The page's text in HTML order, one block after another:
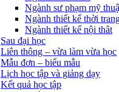
Ngành sư phạm mỹ
Ngành thiết kế thời
Ngành thiết kế nội thât
Sau đại học
Liên thông – vừa làm vừa học
Mẫu đơn – biểu mẫu
Lịch học tập và giảng dạy
Kết quả học tập